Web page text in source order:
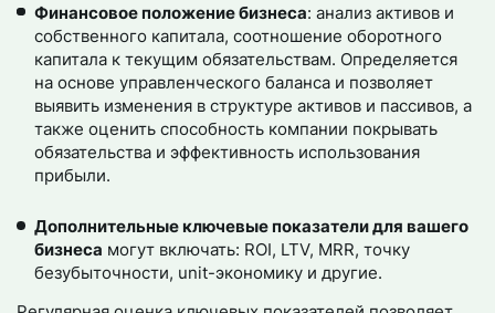
Финансовое положение бизнеса: анализ активов и
собственного капитала, соотношение оборотного
капитала к текущим обязательствам. Определяется
на основе управленческого баланса и позволяет
выявить изменения в структуре активов и пассивов, а
также оценить способность компании покрывать
обязательства и эффективность использования
прибыли.
Дополнительные ключевые показатели для вашего
бизнеса могут включать: ROI, LTV, MRR, точку
безубыточности, unit-экономику и другие.